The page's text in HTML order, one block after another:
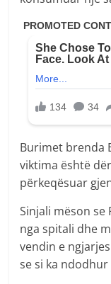
Burimet brenda
viktima është
përkeqësuar
Sinjali mëson
nga spitali dhe
vendin e
se si ka ndodhur